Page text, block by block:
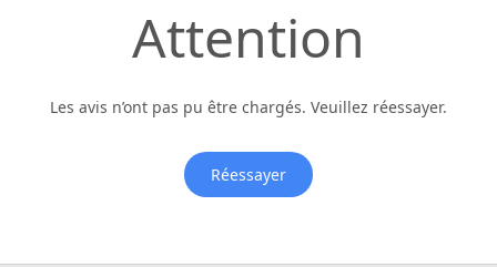
Attention
Les avis n’ont pas pu être chargés. Veuillez réessayer.
Réessayer